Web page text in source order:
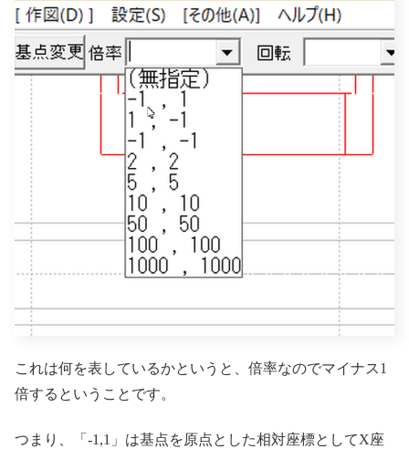
これは何を表しているかというと、倍率なのでマイナス1
倍するということです。
つまり、「-1,1」は基点を原点とした相対座標としてX座